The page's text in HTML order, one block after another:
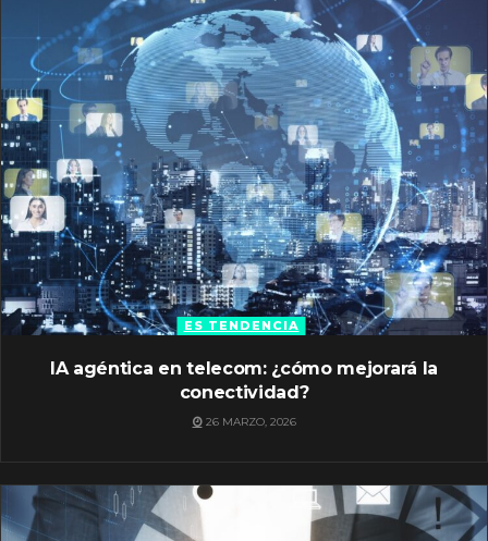
ES TENDENCIA
IA agéntica en telecom: ¿cómo mejorará la
conectividad?
26 MARZO, 2026